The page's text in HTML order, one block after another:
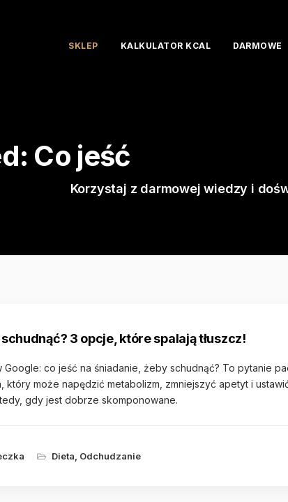
SKLEP KALKULATOR KCAL DARMOWE
Co jeść
Korzystaj z darmowej wiedzy i
3 opcje, które spalają tłuszcz!
co jeść na śniadanie, żeby schudnąć? To pytanie
który może napędzić metabolizm, zmniejszyć apetyt i
gdy jest dobrze skomponowane.
Dieta Odchudzanie